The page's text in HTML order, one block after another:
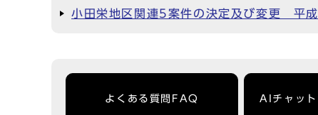
小田栄地区関連5案件の決定及び変更 平
よくある質問FAQ AIチャット